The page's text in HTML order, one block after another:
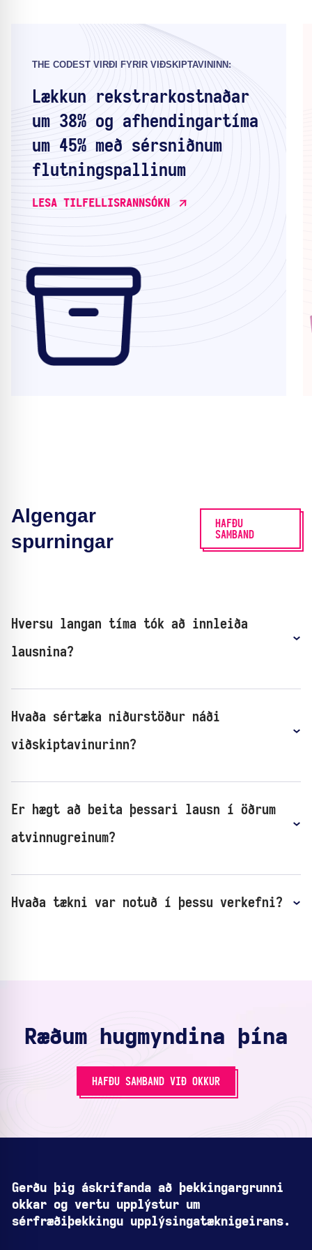
THE CODEST VIRÐI FYRIR VIÐSKIPTAVININN:
Lækkun rekstrarkostnaðar
um 38% og afhendingartíma
um 45% með sérsniðnum
flutningspallinum
LESA TILFELLISRANNSÓKN
Algengar
spurningar
HAFÐU
SAMBAND
Hversu langan tíma tók að innleiða
lausnina?
Hvaða sértæka niðurstöður náði
viðskiptavinurinn?
Er hægt að beita þessari lausn í öðrum
atvinnugreinum?
Hvaða tækni var notuð í þessu verkefni?
Ræðum hugmyndina þína
HAFÐU SAMBAND VIÐ OKKUR
Gerðu þig áskrifanda að þekkingargrunni
okkar og vertu upplýstur um
sérfræðiþekkingu upplýsingatæknigeirans.